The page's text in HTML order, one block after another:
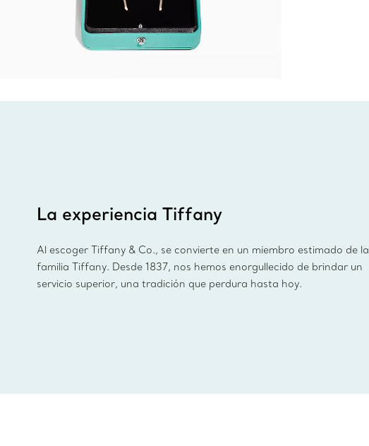
La experiencia Tiffany
Al escoger Tiffany & Co., se convierte en un miembro estimado de la
familia Tiffany. Desde 1837, nos hemos enorgullecido de brindar un
servicio superior, una tradición que perdura hasta hoy.